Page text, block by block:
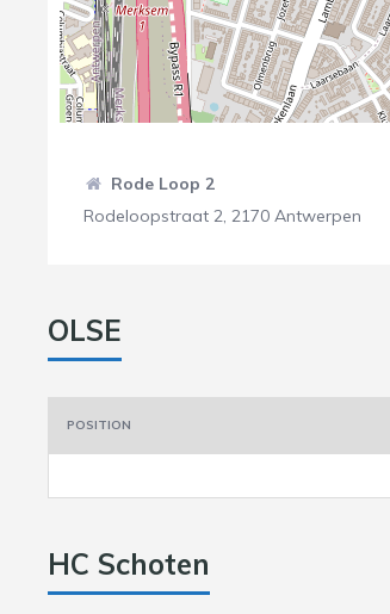
Rode Loop 2
Rodeloopstraat 2, 2170 Antwerpen
OLSE
POSITION
HC Schoten